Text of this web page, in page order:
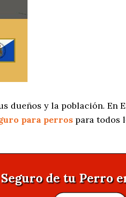
dueños y la población. En
para perros para todos
de tu Perro